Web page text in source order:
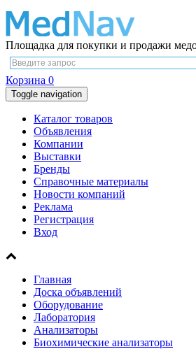
Площадка для покупки и продажи
Корзина 0
Toggle navigation
Каталог товаров
Объявления
Компании
Выставки
Бренды
Справочные материалы
Новости компаний
Реклама
Регистрация
Вход
Главная
Доска объявлений
Оборудование
Лаборатория
Анализаторы
Биохимические анализаторы